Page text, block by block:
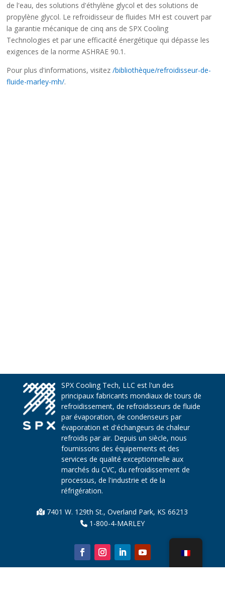
de l'eau, des solutions d'éthylène glycol et des solutions de
propylène glycol. Le refroidisseur de fluides MH est couvert par
la garantie mécanique de cinq ans de SPX Cooling
Technologies et par une efficacité énergétique qui dépasse les
exigences de la norme ASHRAE 90.1.
Pour plus d'informations, visitez/bibliothèque/refroidisseur-de-
fluide-marley-mh/.
SPX Cooling Tech, LLC est l'un des
principaux fabricants mondiaux de tours de
refroidissement, de refroidisseurs de fluide
par évaporation, de condenseurs par
évaporation et d'échangeurs de chaleur
refroidis par air. Depuis un siècle, nous
fournissons des équipements et des
services de qualité exceptionnelle aux
marchés du CVC, du refroidissement de
processus, de l'industrie et de la
réfrigération.
7401 W. 129th St., Overland Park, KS 66213
1-800-4-MARLEY